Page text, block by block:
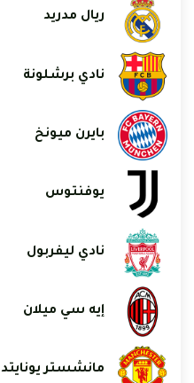
ريال مدريد
نادي برشلونة
بايرن ميونخ
يوفنتوس
نادي ليفربول
إيه سي ميلان
مانشستر يونايتد